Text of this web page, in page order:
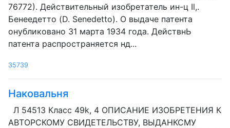
76772). Действительный изобретатель ин-ц Il,.
Бенеедетто (D. Senedetto). О выдаче патента
онубликовано 31 марта 1934 года. ДействнЬ
патента распространяется нд...
35739
Наковальня
Л 54513 Класс 49k, 4 ОПИСАНИЕ ИЗОБРЕТЕНИЯ К
АВТОРСКОМУ СВИДЕТЕЛЬСТВУ, ВЫДАНКСМУ